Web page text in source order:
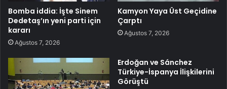
Bomba iddia: İşte Sinem
Dedetaş’ın yeni parti için
kararı
Ağustos 7, 2026
Kamyon Yaya Üst Geçidine
Çarptı
Ağustos 7, 2026
Erdoğan ve Sánchez
Türkiye-İspanya İlişkilerini
Görüştü